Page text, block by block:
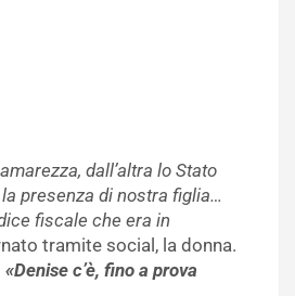
dall’altra lo Stato
presenza di nostra figlia…
fiscale che era in
tramite social, la donna.
«Denise c’è, fino a prova